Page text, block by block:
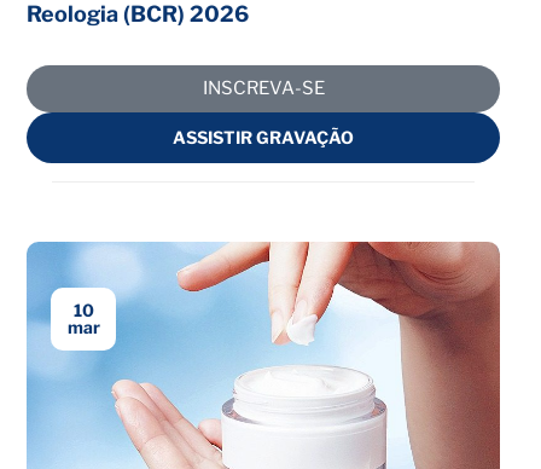
Reologia (BCR) 2026
INSCREVA-SE
ASSISTIR GRAVAÇÃO
10
mar